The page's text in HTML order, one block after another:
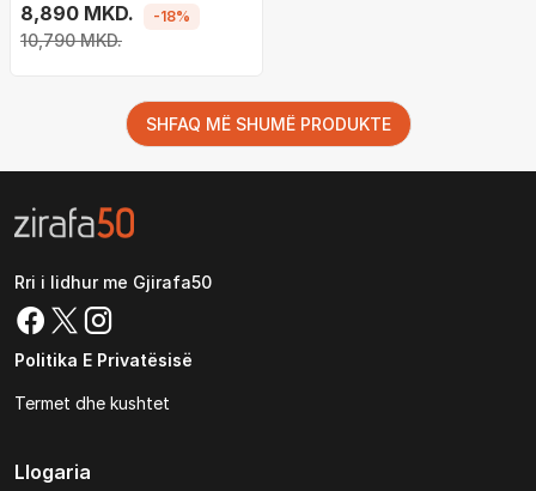
8,890 MKD.
10,790 MKD.
-18%
SHFAQ MË SHUMË PRODUKTE
Rri i lidhur me Gjirafa50
Politika E Privatësisë
Termet dhe kushtet
Llogaria